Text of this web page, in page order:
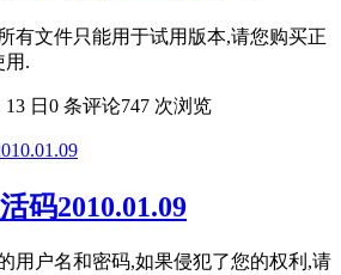
有文件只能用于试用版本,请您购买正
用.
日 0 条评论747 次浏览
码2010.01.09
用户名和密码,如果侵犯了您的权利,请